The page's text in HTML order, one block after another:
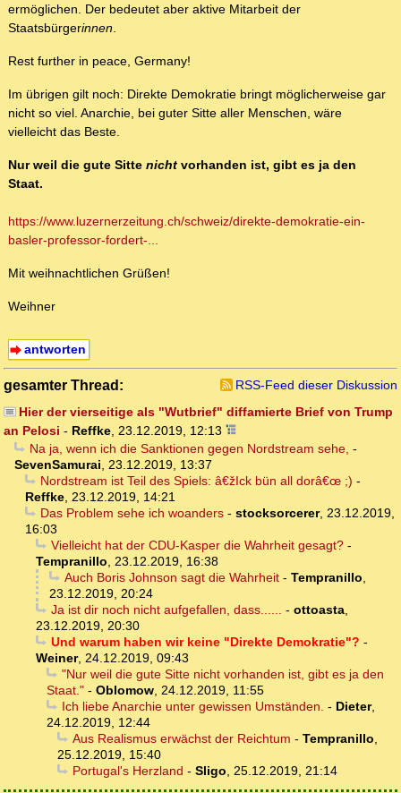
ermöglichen. Der bedeutet aber aktive Mitarbeit der
Staatsbürgerinnen
Rest further in peace, Germany!
Im übrigen gilt noch: Direkte Demokratie bringt möglicherweise gar
nicht so viel. Anarchie, bei guter Sitte aller Menschen, wäre
vielleicht das Beste.
Nur weil die gute Sitte nicht vorhanden ist, gibt es ja den
Staat.
https://www.luzernerzeitung.ch/schweiz/direkte-demokratie-ein-
basler-professor-fordert-...
Mit weihnachtlichen Grüßen!
Weihner
antworten
gesamter Thread:
RSS-Feed dieser Diskussion
Hier der vierseitige als "Wutbrief" diffamierte Brief von Trump
an Pelosi - Reffke 23.12.2019, 12:13
Na ja, wenn ich die Sanktionen gegen Nordstream sehe, -
SevenSamurai
23.12.2019, 13:37
Nordstream ist Teil des Spiels: â€žIck bün all dorâ€œ ;) -
Reffke 23.12.2019, 14:21
Das Problem sehe ich woanders- stocksorcerer, 23.12.2019,
16:03
Vielleicht hat der CDU-Kasper die Wahrheit gesagt?-
Tempranillo
23.12.2019, 16:38
Auch Boris Johnson sagt die Wahrheit- Tempranillo
23.12.2019, 20:24
Ja ist dir noch nicht aufgefallen, dass......
- ottoasta,
23.12.2019, 20:30
Und warum haben wir keine "Direkte Demokratie"? -
Weiner, 24.12.2019, 09:43
"Nur weil die gute Sitte nicht vorhanden ist, gibt es ja den
Staat." - Oblomow 24.12.2019, 11:55
Ich liebe Anarchie unter gewissen Umständen. - Dieter,
24.12.2019, 12:44
Aus Realismus erwächst der Reichtum - Tempranillo
25.12.2019, 15:40
Portugal's Herzland - Sligo 25.12.2019, 21:14